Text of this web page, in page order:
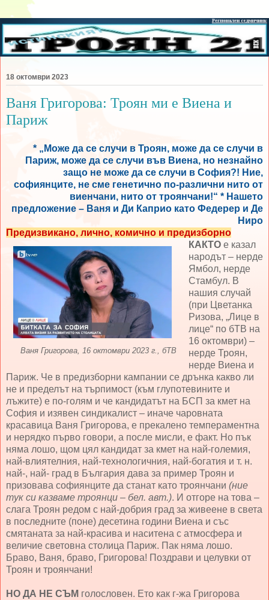
18 октомври 2023
Ваня Григорова: Троян ми е Виена и
Париж
* „Може да се случи в Троян, може да се случи в
Париж, може да се случи във Виена, но незнайно
защо не може да се случи в София?! Ние,
софиянците, не сме генетично по-различни нито от
виенчани, нито от троянчани!“ * Нашето
предложение – Ваня и Ди Каприо като Федерер и Де
Ниро
Предизвикано, лично, комично и предизборно
Ваня Григорова, 16 октомври 2023 г., бТВ
КАКТОе казал
народът – нерде
Ямбол, нерде
Стамбул. В
нашия случай
(при Цветанка
Ризова, „Лице в
лице“ по бТВ на
16 октомври) –
нерде Троян,
нерде Виена и
Париж. Че в предизборни кампании се дрънка какво ли
не и пределът на търпимост (към глупотевините и
лъжите) е по-голям и че кандидатът на БСП за кмет на
София и изявен синдикалист – иначе чаровната
красавица Ваня Григорова, е прекалено темпераментна
и нерядко първо говори, а после мисли, е факт. Но пък
няма лошо, щом цял кандидат за кмет на най-големия,
най-влиятелния, най-технологичния, най-богатия и т. н.
най-, най- град в България дава за пример Троян и
призовава софиянците да станат като троянчани (ние
тук си казваме троянци – бел. авт.). И отгоре на това –
слага Троян редом с най-добрия град за живеене в света
в последните (поне) десетина години Виена и със
смятаната за най-красива и наситена с атмосфера и
величие световна столица Париж. Пак няма лошо.
Браво, Ваня, браво, Григорова! Поздрави и целувки от
Троян и троянчани!
НО ДА НЕ СЪМ голословен. Ето как г-жа Григорова